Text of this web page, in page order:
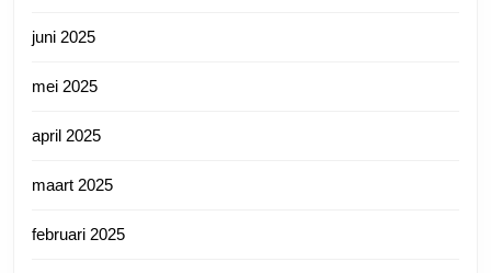
juni 2025
mei 2025
april 2025
maart 2025
februari 2025